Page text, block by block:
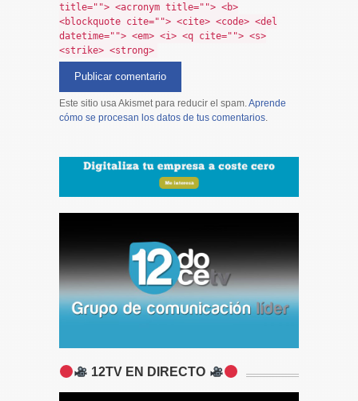
title=""> <acronym title=""> <b>
<blockquote cite=""> <cite> <code> <del
datetime=""> <em> <i> <q cite=""> <s>
<strike> <strong>
Este sitio usa Akismet para reducir el spam.Aprende
cómo se procesan los datos de tus comentarios.
12TV EN DIRECTO